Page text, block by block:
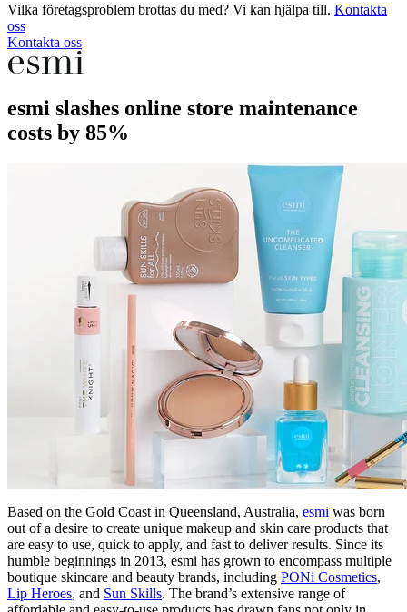
Vilka företagsproblem brottas du med? Vi kan hjälpa till. Kontakta
oss
Kontakta oss
esmi slashes online store maintenance
costs by 85%
Based on the Gold Coast in Queensland, Australia, esmi was born
out of a desire to create unique makeup and skin care products that
are easy to use, quick to apply, and fast to deliver results. Since its
humble beginnings in 2013, esmi has grown to encompass multiple
boutique skincare and beauty brands, including PONi Cosmetics,
Lip Heroes, and Sun Skills. The brand’s extensive range of